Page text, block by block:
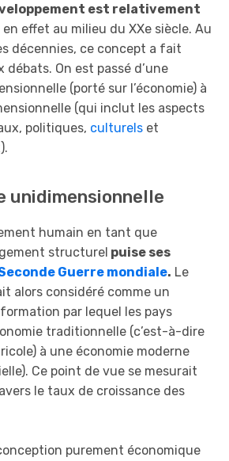
est relativement
effet au milieu du XXe siècle. Au
décennies, ce concept a fait
débats. On est passé d’une
(porté sur l’économie) à
(qui inclut les aspects
politiques, culturels et
unidimensionnelle
humain en tant que
structurel puise ses
Guerre mondiale. Le
alors considéré comme un
par lequel les pays
traditionnelle (c’est-à-dire
à une économie moderne
Ce point de vue se mesurait
le taux de croissance des
purement économique